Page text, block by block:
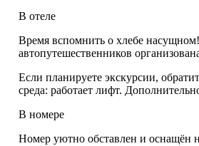
В отеле
Время вспомнить о хлебе насущном!
автопутешественников
Если планируете экскурсии,
среда: работает лифт.
В номере
Номер уютно обставлен и оснащён